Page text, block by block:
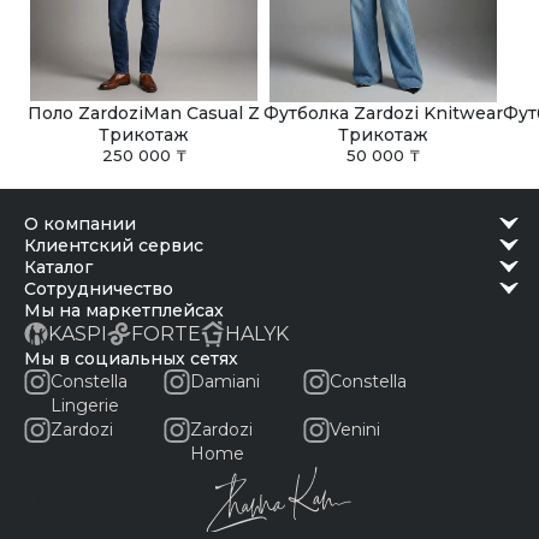
Поло ZardoziMan Casual Z
Трикотаж
250 000 ₸
Футболка Zardozi Knitwear
Трикотаж
50 000 ₸
о компании
клиентский сервис
каталог
сотрудничество
Мы на маркетплейсах
KASPI FORTE HALYK
Мы в социальных сетях
Constella
Lingerie
Damiani Constella
Zardozi
Zardozi
Home
Venini